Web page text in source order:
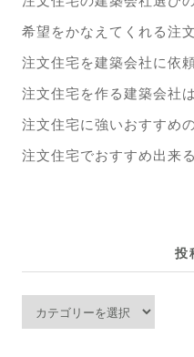
希望をかなえてくれる注
注文住宅を建築会社に依
注文住宅を作る建築会社
注文住宅に強いおすすめ
注文住宅でおすすめ出来
投
稿